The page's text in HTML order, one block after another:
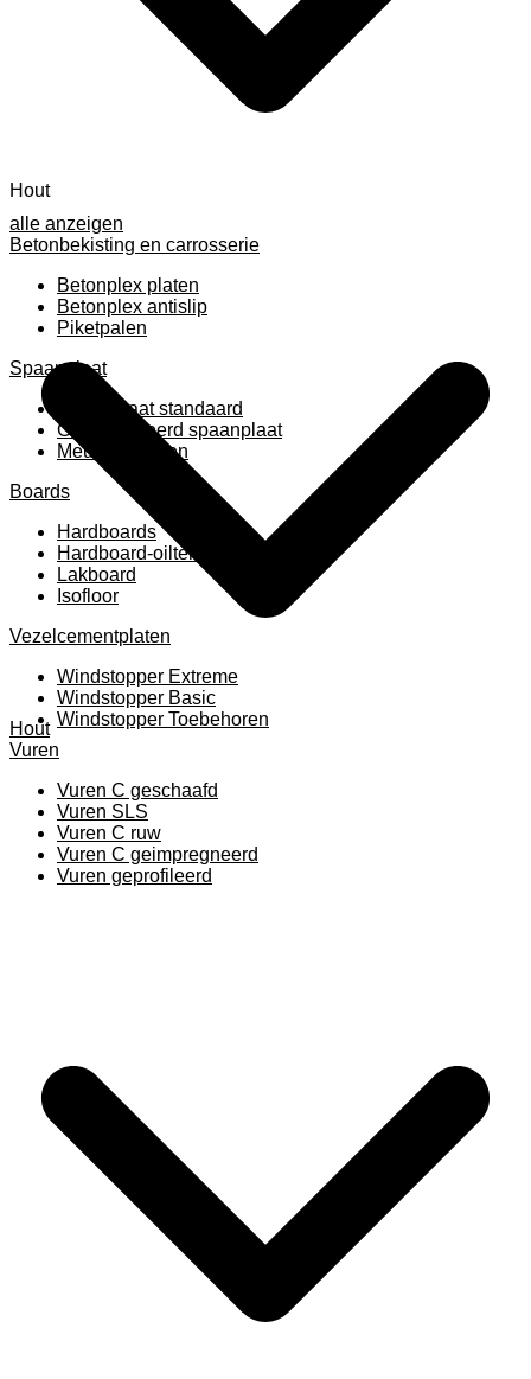
alle anzeigen
Betonbekisting en carrosserie
Betonplex platen
Betonplex antislip
Piketpalen
Spaanplaat
Spaanplaat standaard
Geplastificeerd spaanplaat
Meubelpanelen
Boards
Hardboards
Hardboard-oiltemperated
Lakboard
Isofloor
Vezelcementplaten
Windstopper Extreme
Windstopper Basic
Windstopper Toebehoren
Hout
Hout
Vuren
Vuren C geschaafd
Vuren SLS
Vuren C ruw
Vuren C geimpregneerd
Vuren geprofileerd